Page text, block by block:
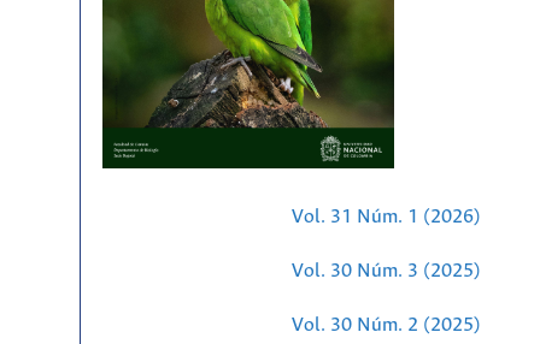
Vol. 31 Núm. 1 (2026)
Vol. 30 Núm. 3 (2025)
Vol. 30 Núm. 2 (2025)